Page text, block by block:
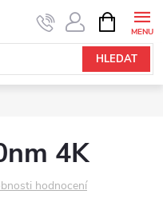
HLEDAT
NÁKUPNÍ
KOŠÍK
4K
hodnocení